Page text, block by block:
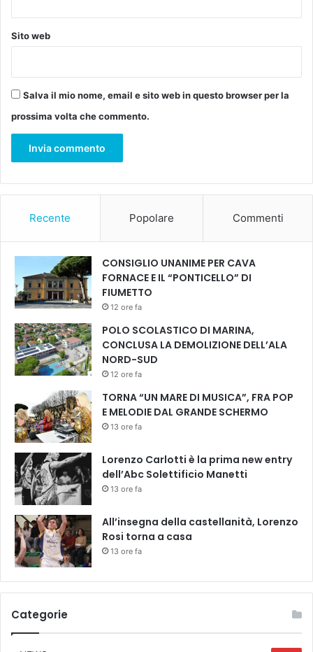
t
o
g
a
v
s
s
o
a
'
a
s
o
a
z
n
e
c
h
a
u
a
p
e
s
n
e
Sito web
Salva il mio nome, email e sito web in questo browser per la
prossima volta che commento.
Recente Popolare Commenti
CONSIGLIO UNANIME PER CAVA
FORNACE E IL “PONTICELLO” DI
FIUMETTO
12 ore fa
POLO SCOLASTICO DI MARINA,
CONCLUSA LA DEMOLIZIONE DELL’ALA
NORD-SUD
12 ore fa
TORNA “UN MARE DI MUSICA”, FRA POP
E MELODIE DAL GRANDE SCHERMO
13 ore fa
Lorenzo Carlotti è la prima new entry
dell’Abc Solettificio Manetti
13 ore fa
All’insegna della castellanità, Lorenzo
Rosi torna a casa
13 ore fa
Categorie